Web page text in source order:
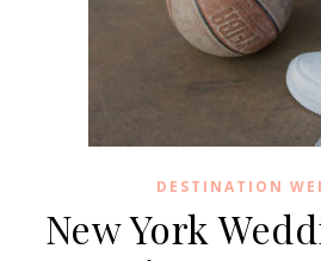
DESTINATION
New York